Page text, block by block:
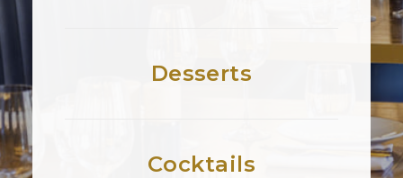
Desserts
Cocktails